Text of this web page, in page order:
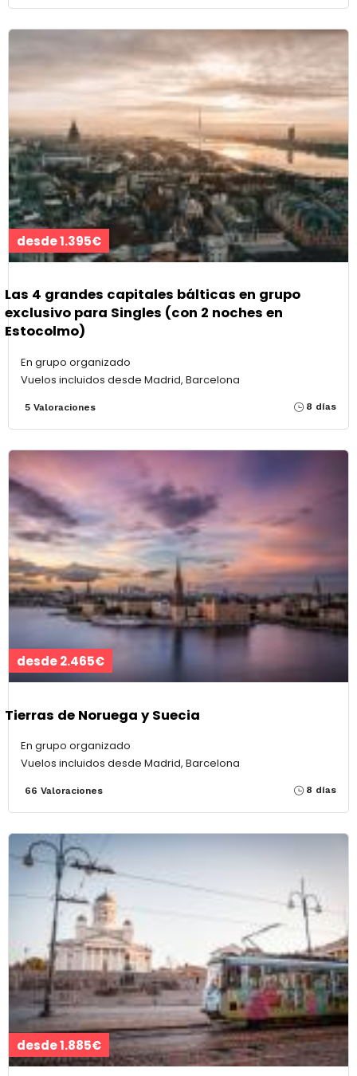
desde 1.395€
Las 4 grandes capitales bálticas en grupo
exclusivo para Singles (con 2 noches en
Estocolmo)
En grupo organizado
Vuelos incluidos desde Madrid, Barcelona
5 Valoraciones 8 días
desde 2.465€
Tierras de Noruega y Suecia
En grupo organizado
Vuelos incluidos desde Madrid, Barcelona
66 Valoraciones 8 días
desde 1.885€